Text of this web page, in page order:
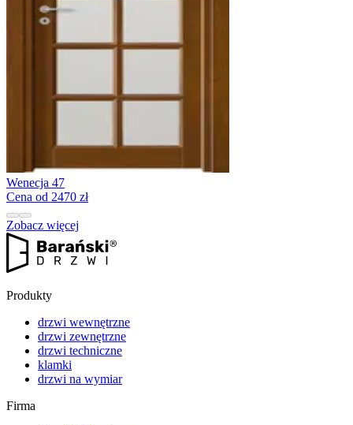
Wenecja 47
Cena od 2470 zł
Zobacz więcej
Produkty
drzwi wewnętrzne
drzwi zewnętrzne
drzwi techniczne
klamki
drzwi na wymiar
Firma